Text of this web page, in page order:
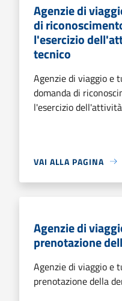
Agenzie di
di
l'esercizio
tecnico
Agenzie di viaggio e
domanda di
l'esercizio
VAI ALLA PAGINA
Agenzie di
prenotazione
Agenzie di viaggio e
prenotazione della